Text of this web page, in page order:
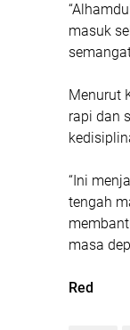
masuk
Menurut
rapi dan
“Ini
tengah
masa
Red